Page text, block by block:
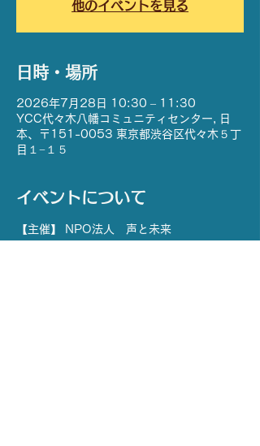
他のイベントを見る
日時・場所
2026年7月28日 10:30 – 11:30
YCC代々木八幡コミュニティセンター, 日
本、〒151-0053 東京都渋谷区代々木５丁
目１−１５
イベントについて
【主催】 NPO法人　声と未来